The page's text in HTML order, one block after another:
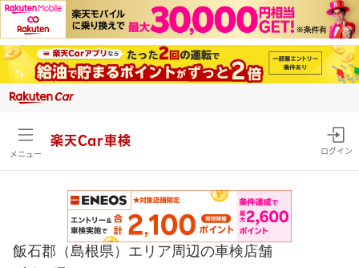
メニュー
楽天Car車検
ログイン
飯石郡（島根県）エリア周辺の車検店舗